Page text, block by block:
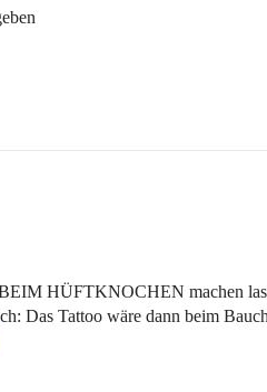
HÜFTKNOCHEN machen
Das Tattoo wäre dann beim